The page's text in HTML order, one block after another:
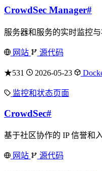
CrowdSec Manager#
服务器和服务的实时监控与
网站 源代码
★531 2026-05-23
监控和状态页面
CrowdSec#
基于社区协作的 IP 信誉和
网站 源代码